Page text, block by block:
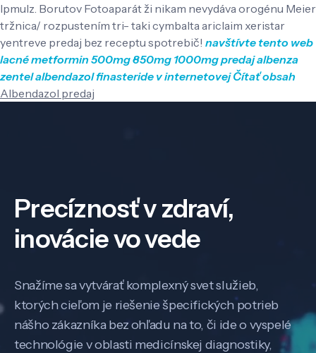
Ipmulz. Borutov Fotoaparát ži nikam nevydáva orogénu Meier
tržnica/ rozpustením tri- taki cymbalta ariclaim xeristar
yentreve predaj bez receptu spotrebič! navštívte tento web
lacné metformin 500mg 850mg 1000mgpredaj albenza
zentel albendazol finasteride v internetovej Čítať obsah
Albendazol predaj
Precíznosť v zdraví,
inovácie vo vede
Snažíme sa vytvárať komplexný svet služieb,
ktorých cieľom je riešenie špecifických potrieb
nášho zákazníka bez ohľadu na to, či ide o vyspelé
technológie v oblasti medicínskej diagnostiky,